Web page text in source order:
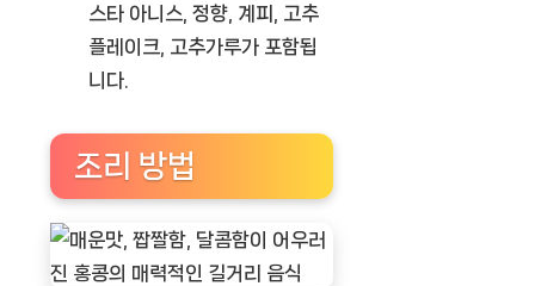
스타 아니스, 정향, 계피, 고추
플레이크, 고추가루가 포함됩
니다.
조리 방법